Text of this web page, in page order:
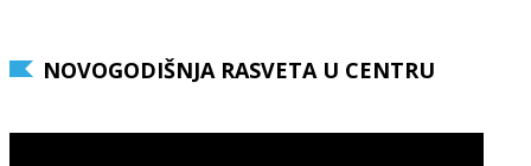
NOVOGODIŠNJA RASVETA U CENTRU